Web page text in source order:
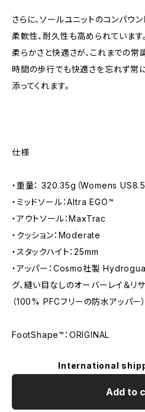
さらに、ソールユニットのコンパウ
柔軟性、耐久性も高められていま
柔らかさと快適さが、これまでの常
時間の歩行でも快適さを忘れず常
添ってくれます。
仕様
・重量： 320.35g（Womens
・ミッドソール：Altra EGO™
・アウトソール：MaxTrac
・クッション：Moderate
・スタックハイト：25mm
・アッパー：Cosmo社製
グ、縫い目なしのオーバーレイ＆リ
（100% PFCフリーの防水アッパー）
FootShape™：ORIGINAL
International
Add to